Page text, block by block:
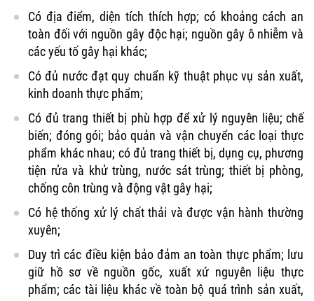
Có địa điểm, diện tích thích hợp; có khoảng cách an
toàn đối với nguồn gây độc hại; nguồn gây ô nhiễm và
các yếu tố gây hại khác;
Có đủ nước đạt quy chuẩn kỹ thuật phục vụ sản xuất,
kinh doanh thực phẩm;
Có đủ trang thiết bị phù hợp để xử lý nguyên liệu; chế
biến; đóng gói; bảo quản và vận chuyển các loại thực
phẩm khác nhau; có đủ trang thiết bị, dụng cụ, phương
tiện rửa và khử trùng, nước sát trùng; thiết bị phòng,
chống côn trùng và động vật gây hại;
Có hệ thống xử lý chất thải và được vận hành thường
xuyên;
Duy trì các điều kiện bảo đảm an toàn thực phẩm; lưu
giữ hồ sơ về nguồn gốc, xuất xứ nguyên liệu thực
phẩm; các tài liệu khác về toàn bộ quá trình sản xuất,